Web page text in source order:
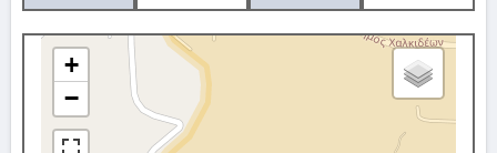
+
−